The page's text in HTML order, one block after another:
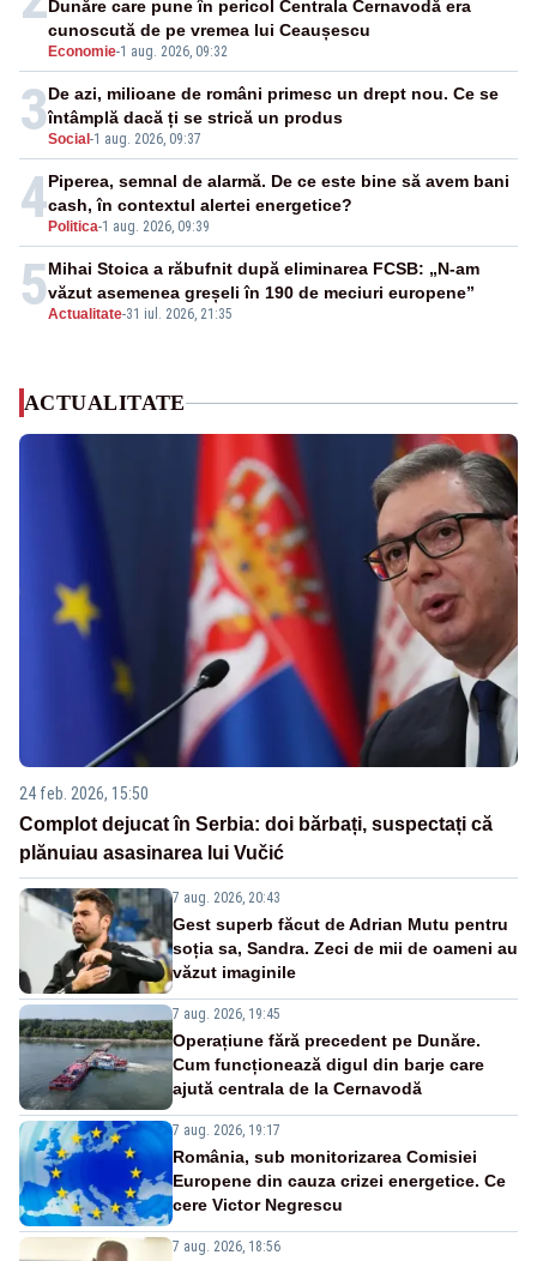
Economie-1 aug. 2026, 09:32
Dunăre care pune în pericol Centrala Cernavodă era
cunoscută de pe vremea lui Ceaușescu
3Social -1 aug. 2026, 09:37
De azi, milioane de români primesc un drept nou. Ce se
întâmplă dacă ți se strică un produs
4 Politica-1 aug. 2026, 09:39
Piperea, semnal de alarmă. De ce este bine să avem bani
cash, în contextul alertei energetice?
5Actualitate-31 iul. 2026, 21:35
Mihai Stoica a răbufnit după eliminarea FCSB: „N-am
văzut asemenea greșeli în 190 de meciuri europene”
ACTUALITATE
24 feb. 2026, 15:50
Complot dejucat în Serbia: doi bărbați, suspectați că
plănuiau asasinarea lui Vučić
7 aug. 2026, 20:43
Gest superb făcut de Adrian Mutu pentru
soția sa, Sandra. Zeci de mii de oameni au
văzut imaginile
7 aug. 2026, 19:45
Operațiune fără precedent pe Dunăre.
Cum funcționează digul din barje care
ajută centrala de la Cernavodă
7 aug. 2026, 19:17
România, sub monitorizarea Comisiei
Europene din cauza crizei energetice. Ce
cere Victor Negrescu
7 aug. 2026, 18:56